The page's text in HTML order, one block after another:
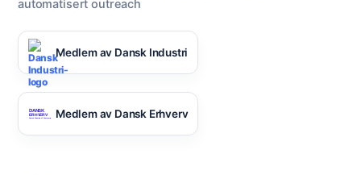
automatisert outreach
Medlem av Dansk Industri
Medlem av Dansk Erhverv